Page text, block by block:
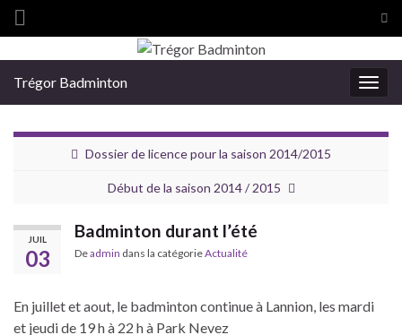
Search for:
Trégor Badminton
Dossier de licence pour la saison 2014/2015
Début de la saison 2014 / 2015
JUIL
03
Badminton durant l’été
Deadmin dans la catégorieActualité
En juillet et aout, le badminton continue à Lannion, les mardi
et jeudi de 19 h à 22 h à Park Nevez